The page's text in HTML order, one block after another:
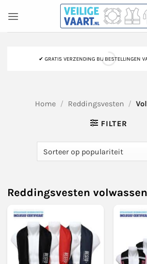
naar
inhoud
✔ GRATIS VERZENDING BIJ BESTELLINGEN
Home / Reddingsvesten /
FILTER
Reddingsvesten